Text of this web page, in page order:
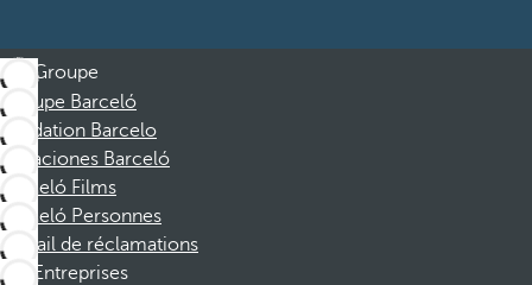
Groupe
Groupe Barceló
Fondation Barcelo
Vacaciones Barceló
Barceló Films
Barceló Personnes
Portail de réclamations
Entreprises